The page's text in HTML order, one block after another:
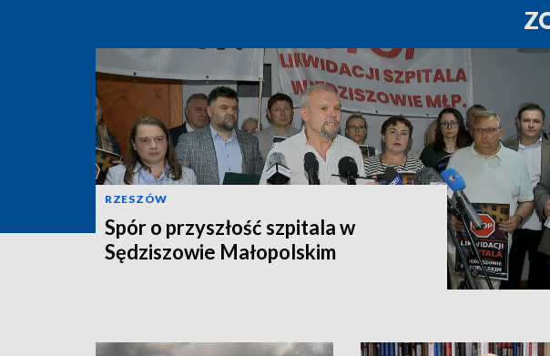
RZESZÓW
Spór o przyszłość szpitala w
Sędziszowie Małopolskim